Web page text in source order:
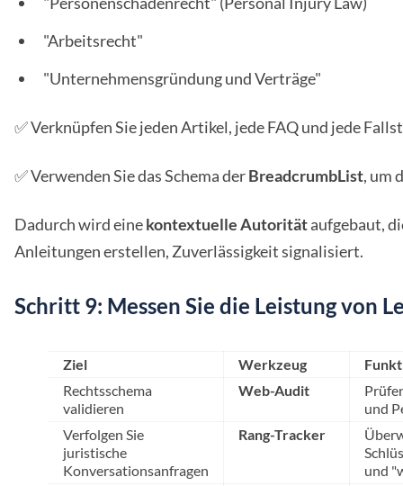
"Arbeitsrecht"
"Unternehmensgründung und Verträge"
✅ Verknüpfen Sie jeden Artikel, jede FAQ und jede
✅ Verwenden Sie das Schema derBreadcrumbList, um
Dadurch wird einekontextuelle Autoritätaufgebaut,
Anleitungen erstellen, Zuverlässigkeit signalisiert.
Schritt 9: Messen Sie die Leistung von
Ziel Werkzeug
Rechtsschema
validieren
Web-Audit
und
Verfolgen Sie
juristische
Konversationsanfragen
Rang-Tracker
und